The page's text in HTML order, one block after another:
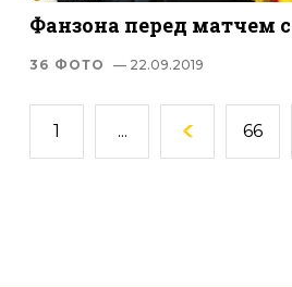
Фанзона перед матчем
36 ФОТО — 22.09.2019
1 ... 66